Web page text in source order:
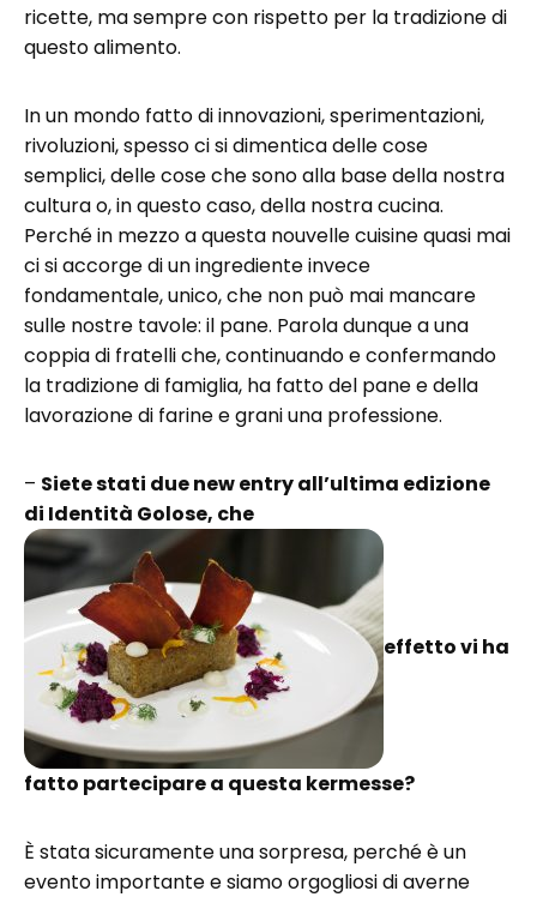
ricette, ma sempre con rispetto per la tradizione di
questo alimento.
In un mondo fatto di innovazioni, sperimentazioni,
rivoluzioni, spesso ci si dimentica delle cose
semplici, delle cose che sono alla base della nostra
cultura o, in questo caso, della nostra cucina.
Perché in mezzo a questa nouvelle cuisine quasi mai
ci si accorge di un ingrediente invece
fondamentale, unico, che non può mai mancare
sulle nostre tavole: il pane. Parola dunque a una
coppia di fratelli che, continuando e confermando
la tradizione di famiglia, ha fatto del pane e della
lavorazione di farine e grani una professione.
– Siete stati due new entry all’ultima edizione
di Identità Golose, che
effetto vi ha
fatto partecipare a questa kermesse?
È stata sicuramente una sorpresa, perché è un
evento importante e siamo orgogliosi di averne